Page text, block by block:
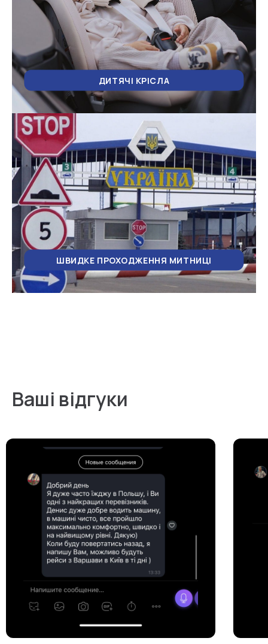
ДИТЯЧІ КРІСЛА
ШВИДКЕ ПРОХОДЖЕННЯ МИТНИЦІ
Ваші відгуки